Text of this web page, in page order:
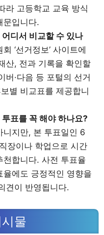
라 고등학교 교육 방식
문입니다.
디서 비교할 수 있나
‘선거정보’ 사이트에
산, 전과 기록을 확인할
버·다음 등 포털의 선거
별 비교표를 제공합니
표를 꼭 해야 하나요?
니지만, 본 투표일인 6
장이나 학업으로 시간
합니다. 사전 투표율
에도 긍정적인 영향을
견이 반영됩니다.
물